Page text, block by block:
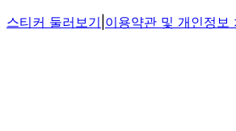
스티커 둘러보기 이용약관 및 개인정보